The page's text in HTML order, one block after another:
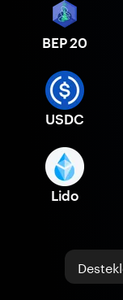
BEP 20
USDC
Lido